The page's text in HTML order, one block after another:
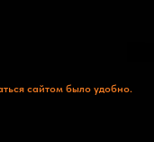
сайтом было удобно.